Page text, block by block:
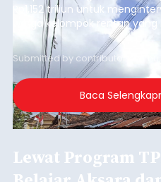
Rp1,152 triliun untuk
warga kelompok rentan
garis kemiskinan. Langkah
guna menjaga masyarakat
kelompok desil 5 dan 6
merosot ke kategori miskin.
Submitted by contributor
Baca
Lewat Program